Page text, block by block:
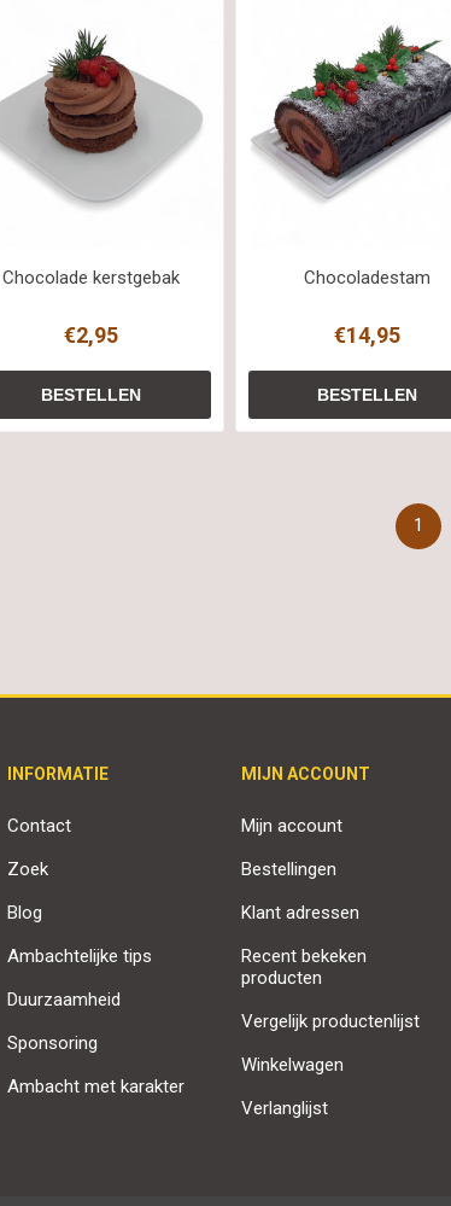
Chocolade kerstgebak
€2,95
Chocoladestam
€14,95
1
INFORMATIE
Contact
Zoek
Blog
Ambachtelijke tips
Duurzaamheid
Sponsoring
Ambacht met karakter
MIJN ACCOUNT
Mijn account
Bestellingen
Klant adressen
Recent bekeken
producten
Vergelijk productenlijst
Winkelwagen
Verlanglijst